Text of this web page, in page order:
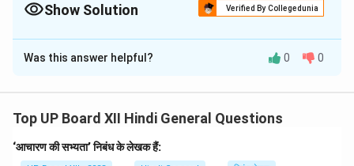
Show Solution Verified By Collegedunia
Solution and Explanation
कृष्ण और अर्जुन की वार्ता में कर्म, धर्म और निष्ठा का महत्त्व बताया गया
Download Solution in PDF
Was this answer helpful? 0 0
Top UP Board XII Hindi General Questions
‘आचारण की सभ्यता’ निबंध के लेखक हैं: